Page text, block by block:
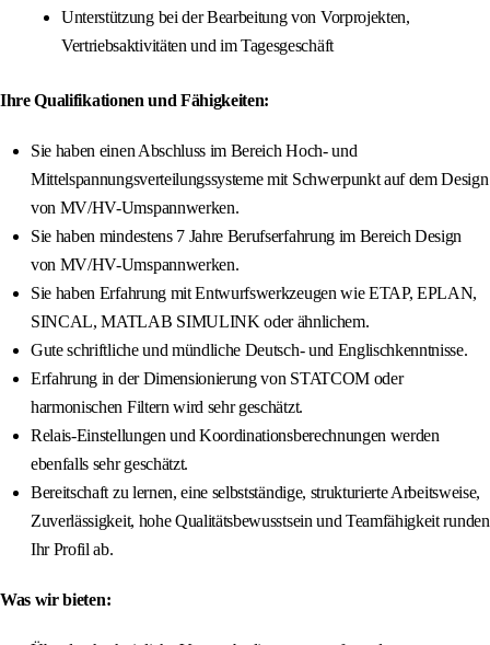
Unterstützung bei der Bearbeitung von Vorprojekten,
Vertriebsaktivitäten und im Tagesgeschäft
Ihre Qualifikationen und Fähigkeiten:
Sie haben einen Abschluss im Bereich Hoch- und
Mittelspannungsverteilungssysteme mit Schwerpunkt auf dem Design
von MV/HV-Umspannwerken.
Sie haben mindestens 7 Jahre Berufserfahrung im Bereich Design
von MV/HV-Umspannwerken.
Sie haben Erfahrung mit Entwurfswerkzeugen wie ETAP, EPLAN,
SINCAL, MATLAB SIMULINK oder ähnlichem.
Gute schriftliche und mündliche Deutsch- und Englischkenntnisse.
Erfahrung in der Dimensionierung von STATCOM oder
harmonischen Filtern wird sehr geschätzt.
Relais-Einstellungen und Koordinationsberechnungen werden
ebenfalls sehr geschätzt.
Bereitschaft zu lernen, eine selbstständige, strukturierte Arbeitsweise,
Zuverlässigkeit, hohe Qualitätsbewusstsein und Teamfähigkeit runden
Ihr Profil ab.
Was wir bieten: